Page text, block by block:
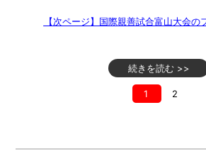
【次ページ】国際親善試合富山大会の
続きを読む >>
1 2